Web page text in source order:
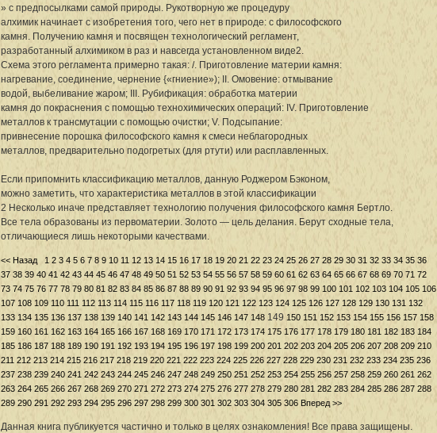
» с предпосылками самой природы. Рукотворную же процедуру
алхимик начинает с изобретения того, чего нет в природе: с философского
камня. Получению камня и посвящен технологический регламент,
разработанный алхимиком в раз и навсегда установленном виде2.
Схема этого регламента примерно такая: /. Приготовление материи камня:
нагревание, соединение, чернение {«гниение»); II. Омовение: отмывание
водой, выбеливание жаром; III. Рубификация: обработка материи
камня до покраснения с помощью технохимических операций: IV. Приготовление
металлов к трансмутации с помощью очистки; V. Подсыпание:
привнесение порошка философского камня к смеси неблагородных
металлов, предварительно подогретых (для ртути) или расплавленных.
Если припомнить классификацию металлов, данную Роджером Бэконом,
можно заметить, что характеристика металлов в этой классификации
2 Несколько иначе представляет технологию получения философского камня Бертло.
Все тела образованы из первоматерии. Золото — цель делания. Берут сходные тела,
отличающиеся лишь некоторыми качествами.
<< Назад 1 2 3 4 5 6 7 8 9 10 11 12 13 14 15 16 17 18 19 20 21 22 23 24 25 26 27 28 29 30 31 32 33 34 35 36
37 38 39 40 41 42 43 44 45 46 47 48 49 50 51 52 53 54 55 56 57 58 59 60 61 62 63 64 65 66 67 68 69 70 71 72
73 74 75 76 77 78 79 80 81 82 83 84 85 86 87 88 89 90 91 92 93 94 95 96 97 98 99 100 101 102 103 104 105 106
107 108 109 110 111 112 113 114 115 116 117 118 119 120 121 122 123 124 125 126 127 128 129 130 131 132
133 134 135 136 137 138 139 140 141 142 143 144 145 146 147 148 149 150 151 152 153 154 155 156 157 158
159 160 161 162 163 164 165 166 167 168 169 170 171 172 173 174 175 176 177 178 179 180 181 182 183 184
185 186 187 188 189 190 191 192 193 194 195 196 197 198 199 200 201 202 203 204 205 206 207 208 209 210
211 212 213 214 215 216 217 218 219 220 221 222 223 224 225 226 227 228 229 230 231 232 233 234 235 236
237 238 239 240 241 242 243 244 245 246 247 248 249 250 251 252 253 254 255 256 257 258 259 260 261 262
263 264 265 266 267 268 269 270 271 272 273 274 275 276 277 278 279 280 281 282 283 284 285 286 287 288
289 290 291 292 293 294 295 296 297 298 299 300 301 302 303 304 305 306 Вперед >>
Данная книга публикуется частично и только в целях ознакомления! Все права защищены.